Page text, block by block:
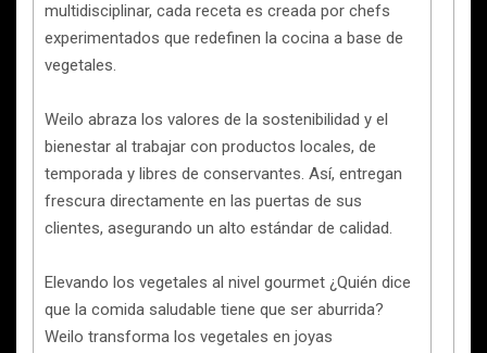
multidisciplinar, cada receta es creada por chefs
experimentados que redefinen la cocina a base de
vegetales.
Weilo abraza los valores de la sostenibilidad y el
bienestar al trabajar con productos locales, de
temporada y libres de conservantes. Así, entregan
frescura directamente en las puertas de sus
clientes, asegurando un alto estándar de calidad.
Elevando los vegetales al nivel gourmet ¿Quién dice
que la comida saludable tiene que ser aburrida?
Weilo transforma los vegetales en joyas